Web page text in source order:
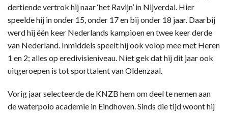
dertiende vertrok hij naar ‘het Ravijn’ in Nijverdal. Hier
speelde hij in onder 15, onder 17 en bij onder 18 jaar. Daarbij
werd hij één keer Nederlands kampioen en twee keer derde
van Nederland. Inmiddels speelt hij ook volop mee met Heren
1 en 2; alles op eredivisieniveau. Niet gek dat hij dit jaar ook
uitgeroepen is tot sporttalent van Oldenzaal.
Vorig jaar selecteerde de KNZB hem om deel te nemen aan
de waterpolo academie in Eindhoven. Sinds die tijd woont hij